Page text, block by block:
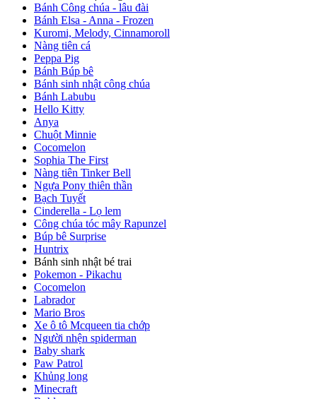
Bánh Công chúa - lâu đài
Bánh Elsa - Anna - Frozen
Kuromi, Melody, Cinnamoroll
Nàng tiên cá
Peppa Pig
Bánh Búp bê
Bánh sinh nhật công chúa
Bánh Labubu
Hello Kitty
Anya
Chuột Minnie
Cocomelon
Sophia The First
Nàng tiên Tinker Bell
Ngựa Pony thiên thần
Bạch Tuyết
Cinderella - Lọ lem
Công chúa tóc mây Rapunzel
Búp bê Surprise
Huntrix
Bánh sinh nhật bé trai
Pokemon - Pikachu
Cocomelon
Labrador
Mario Bros
Xe ô tô Mcqueen tia chớp
Người nhện spiderman
Baby shark
Paw Patrol
Khủng long
Minecraft